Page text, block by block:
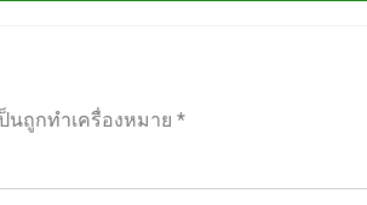
นถูกทำเครื่องหมาย *